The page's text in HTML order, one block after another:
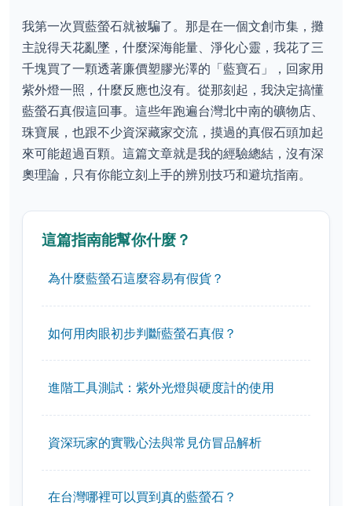
我第一次買藍螢石就被騙了。那是在一個文創市集，攤
主說得天花亂墜，什麼深海能量、淨化心靈，我花了三
千塊買了一顆透著廉價塑膠光澤的「藍寶石」，回家用
紫外燈一照，什麼反應也沒有。從那刻起，我決定搞懂
藍螢石真假這回事。這些年跑遍台灣北中南的礦物店、
珠寶展，也跟不少資深藏家交流，摸過的真假石頭加起
來可能超過百顆。這篇文章就是我的經驗總結，沒有深
奧理論，只有你能立刻上手的辨別技巧和避坑指南。
這篇指南能幫你什麼？
為什麼藍螢石這麼容易有假貨？
如何用肉眼初步判斷藍螢石真假？
進階工具測試：紫外光燈與硬度計的使用
資深玩家的實戰心法與常見仿冒品解析
在台灣哪裡可以買到真的藍螢石？